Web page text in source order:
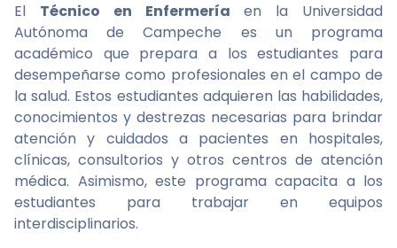
El Técnico en Enfermería en la Universidad
Autónoma de Campeche es un programa
académico que prepara a los estudiantes para
desempeñarse como profesionales en el campo de
la salud. Estos estudiantes adquieren las habilidades,
conocimientos y destrezas necesarias para brindar
atención y cuidados a pacientes en hospitales,
clínicas, consultorios y otros centros de atención
médica. Asimismo, este programa capacita a los
estudiantes para trabajar en equipos
interdisciplinarios.